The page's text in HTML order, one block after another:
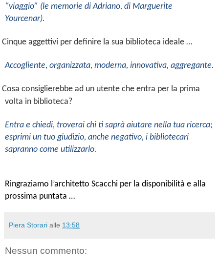
“viaggio” (le memorie di Adriano, di Marguerite
Yourcenar).
Cinque aggettivi per definire la sua biblioteca ideale …
Accogliente, organizzata, moderna, innovativa, aggregante.
Cosa consiglierebbe ad un utente che entra per la prima
volta in biblioteca?
Entra e chiedi, troverai chi ti saprà aiutare nella tua ricerca;
esprimi un tuo giudizio, anche negativo, i bibliotecari
sapranno come utilizzarlo.
Ringraziamo l’architetto Scacchi per la disponibilità e alla
prossima puntata …
Piera Storari alle 13:58
Nessun commento: